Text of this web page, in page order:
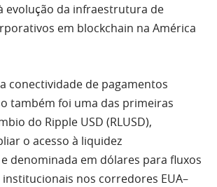
evolução da infraestrutura de
em blockchain na América
conectividade de pagamentos
também foi uma das primeiras
do Ripple USD (RLUSD),
o acesso à liquidez
denominada em dólares para fluxos
nos corredores EUA–